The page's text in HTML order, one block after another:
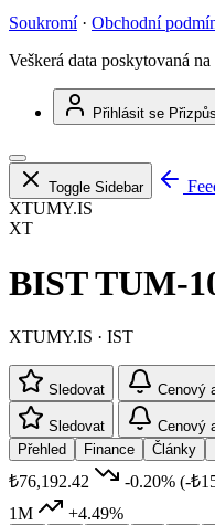
Soukromí · Obchodní
Veškerá data poskytovaná
Přihlásit se
Toggle Sidebar
XTUMY.IS
XT
BIST TUM-
XTUMY.IS · IST
Sledovat Cenový
Sledovat
Cenový
Přehled
Finance Články
₺76,192.42 -0.20% (-
1M
+4.49%